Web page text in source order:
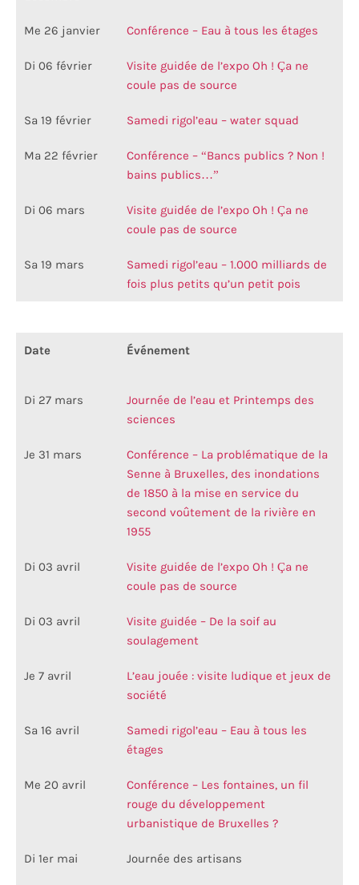
Me 26 janvier Conférence – Eau à tous les étages
Di 06 février
Visite guidée de l’expo Oh ! Ça ne
coule pas de source
Sa 19 février Samedi rigol’eau – water squad
Ma 22 février
Conférence – “Bancs publics ? Non !
bains publics…”
Di 06 mars
Visite guidée de l’expo Oh ! Ça ne
coule pas de source
Sa 19 mars
Samedi rigol’eau – 1.000 milliards de
fois plus petits qu’un petit pois
Date Événement
Di 27 mars
Journée de l’eau et Printemps des
sciences
Je 31 mars
Conférence – La problématique de la
Senne à Bruxelles, des inondations
de 1850 à la mise en service du
second voûtement de la rivière en
1955
Di 03 avril
Visite guidée de l’expo Oh ! Ça ne
coule pas de source
Di 03 avril
Visite guidée – De la soif au
soulagement
Je 7 avril
L’eau jouée : visite ludique et jeux de
société
Sa 16 avril
Samedi rigol’eau – Eau à tous les
étages
Me 20 avril
Conférence – Les fontaines, un fil
rouge du développement
urbanistique de Bruxelles ?
Di 1er mai Journée des artisans